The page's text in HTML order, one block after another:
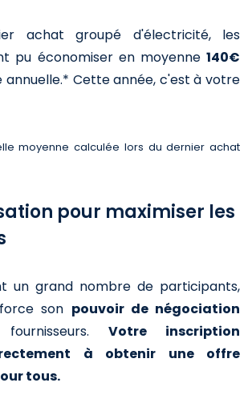
achat groupé d'électricité, les
pu économiser en moyenne 140€
annuelle.* Cette année, c'est à votre
moyenne calculée lors du dernier achat
pour maximiser les
un grand nombre de participants,
son pouvoir de négociation
Votre inscription
à obtenir une offre
tous.